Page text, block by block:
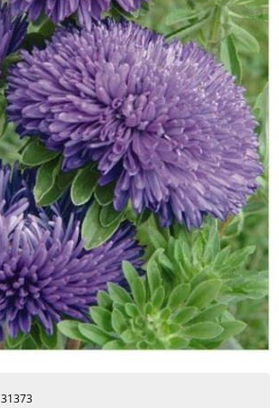
31373